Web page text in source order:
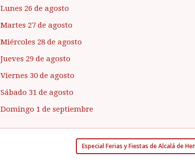
Lunes 26 de agosto
Martes 27 de agosto
Miércoles 28 de agosto
Jueves 29 de agosto
Viernes 30 de agosto
Sábado 31 de agosto
Domingo 1 de septiembre
Especial Ferias y Fiestas de Alcalá de